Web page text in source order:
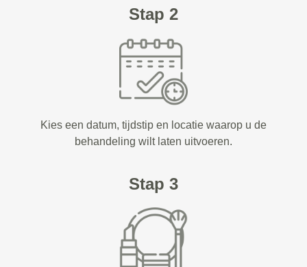
Stap 2
Kies een datum, tijdstip en locatie waarop u de
behandeling wilt laten uitvoeren.
Stap 3